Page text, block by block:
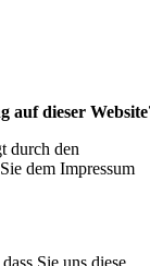
auf dieser
durch den
dem Impressum